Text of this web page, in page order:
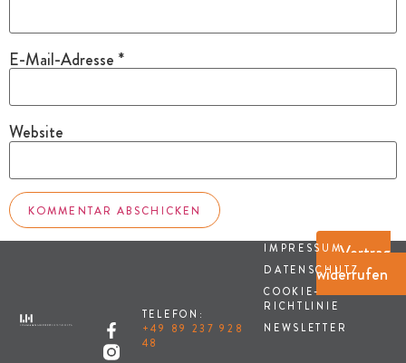
E-Mail-Adresse *
Website
TELEFON:
+49 89 237 928
48
IMPRESSUM
DATENSCHUTZ
COOKIE-
RICHTLINIE
NEWSLETTER
Vertrag
widerrufen